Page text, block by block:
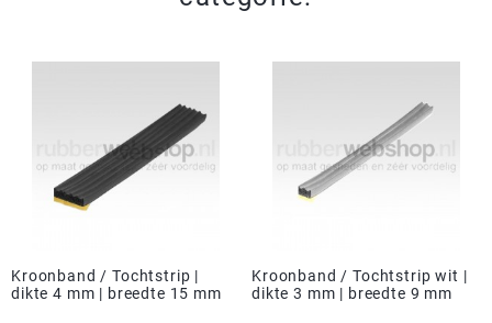
Kroonband / Tochtstrip |
dikte 4 mm | breedte 15 mm
Kroonband / Tochtstrip wit |
dikte 3 mm | breedte 9 mm